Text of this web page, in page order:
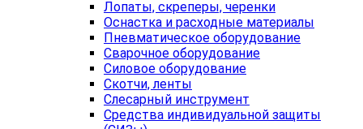
Лопаты, скреперы, черенки
Оснастка и расходные материалы
Пневматическое оборудование
Сварочное оборудование
Силовое оборудование
Скотчи, ленты
Слесарный инструмент
Средства индивидуальной защиты